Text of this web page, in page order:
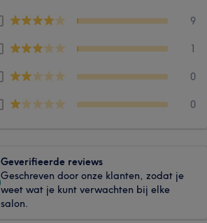
9
1
0
0
Geverifieerde reviews
Geschreven door onze klanten, zodat je
weet wat je kunt verwachten bij elke
salon.